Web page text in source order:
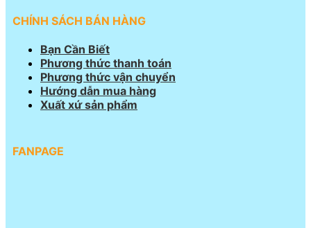
CHÍNH SÁCH BÁN HÀNG
Bạn Cần Biết
Phương thức thanh toán
Phương thức vận chuyển
Hướng dẫn mua hàng
Xuất xứ sản phẩm
FANPAGE